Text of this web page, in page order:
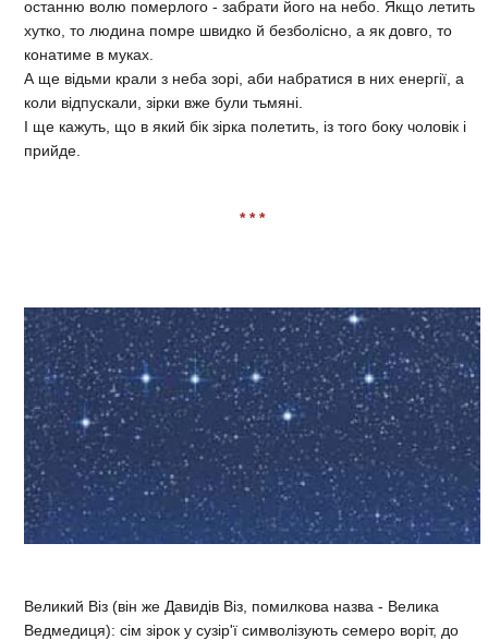
останню волю померлого - забрати його на небо. Якщо летить
хутко, то людина помре швидко й безболісно, а як довго, то
конатиме в муках.
А ще відьми крали з неба зорі, аби набратися в них енергії, а
коли відпускали, зірки вже були тьмяні.
І ще кажуть, що в який бік зірка полетить, із того боку чоловік і
прийде.
* * *
Великий Віз (він же Давидів Віз, помилкова назва - Велика
Ведмедиця): сім зірок у сузір'ї символізують семеро воріт, до